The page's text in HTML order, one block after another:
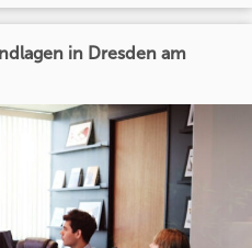
in Dresden am